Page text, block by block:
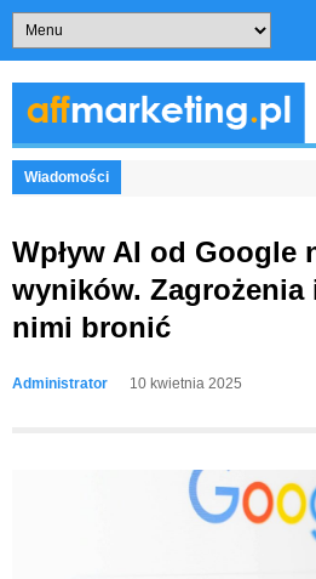
Wiadomości
Wpływ AI od Google
wyników. Zagrożenia
nimi bronić
Administrator 10 kwietnia 2025